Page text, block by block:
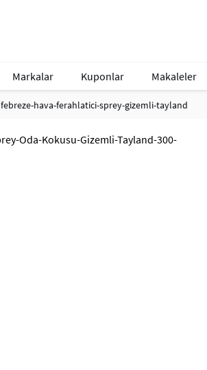
Markalar Kuponlar Makaleler
febreze-hava-ferahlatici-sprey-gizemli-tayland